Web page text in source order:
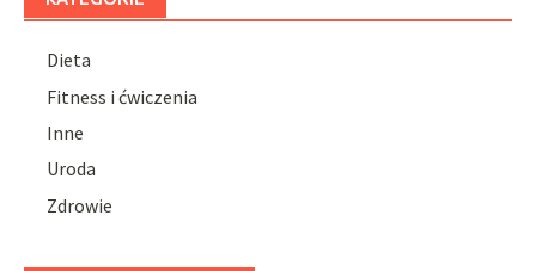
Dieta
Fitness i ćwiczenia
Inne
Uroda
Zdrowie